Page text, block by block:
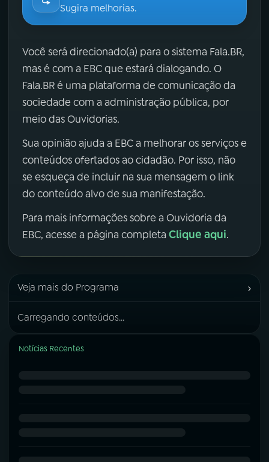
Sugira melhorias.
Você será direcionado(a) para o sistema Fala.BR,
mas é com a EBC que estará dialogando. O
Fala.BR é uma plataforma de comunicação da
sociedade com a administração pública, por
meio das Ouvidorias.
Sua opinião ajuda a EBC a melhorar os serviços e
conteúdos ofertados ao cidadão. Por isso, não
se esqueça de incluir na sua mensagem o link
do conteúdo alvo de sua manifestação.
Para mais informações sobre a Ouvidoria da
EBC, acesse a página completa Clique aqui.
Veja mais do Programa ›
Carregando conteúdos...
Notícias Recentes